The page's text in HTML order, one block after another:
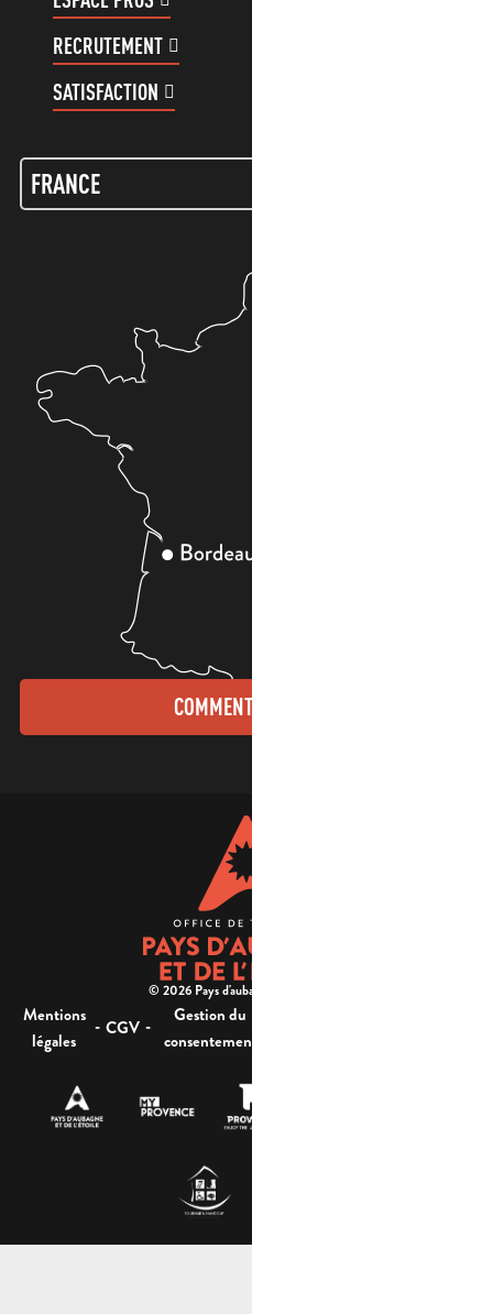
RECRUTEMENT
SATISFACTION
COMMENT VENIR ?
© 2026 Pays d'aubagne et de l'étoile -
Mentions
légales
- CGV -
Gestion du
consentement